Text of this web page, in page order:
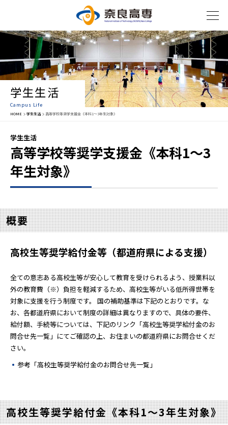
学生生活
Campus Life
HOME 学生生活 高等学校等奨学支援金《本科1～3年生対象》
学生生活
高等学校等奨学支援金《本科1～3
年生対象》
概要
高校生等奨学給付金等（都道府県による支援）
全ての意志ある高校生等が安心して教育を受けられるよう、授業料以
外の教育費（※）負担を軽減するため、高校生等がいる低所得世帯を
対象に支援を行う制度です。 国の補助基準は下記のとおりです。な
お、各都道府県において制度の詳細は異なりますので、具体の要件、
給付額、手続等については、下記のリンク「高校生等奨学給付金のお
問合せ先一覧」にてご確認の上、お住まいの都道府県にお問合せくだ
さい。
参考「高校生等奨学給付金のお問合せ先一覧 」
高校生等奨学給付金《本科1～3年生対象》